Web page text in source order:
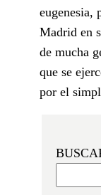
eugenesia,
Madrid en
de mucha
que se
por el